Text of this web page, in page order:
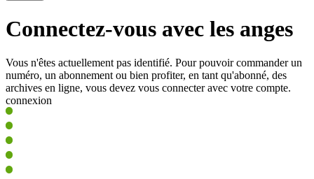
Connectez-vous avec les anges
Vous n'êtes actuellement pas identifié. Pour pouvoir commander un
numéro, un abonnement ou bien profiter, en tant qu'abonné, des
archives en ligne, vous devez vous connecter avec votre compte.
connexion